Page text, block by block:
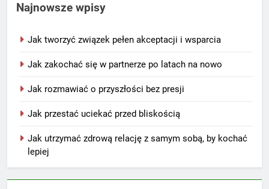
Najnowsze wpisy
Jak tworzyć związek pełen akceptacji i wsparcia
Jak zakochać się w partnerze po latach na nowo
Jak rozmawiać o przyszłości bez presji
Jak przestać uciekać przed bliskością
Jak utrzymać zdrową relację z samym sobą, by kochać
lepiej